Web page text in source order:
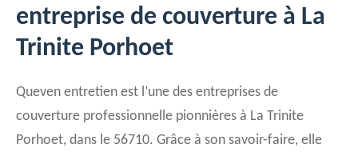
entreprise de couverture à La
Trinite Porhoet
Queven entretien est l’une des entreprises de
couverture professionnelle pionnières à La Trinite
Porhoet, dans le 56710. Grâce à son savoir-faire, elle